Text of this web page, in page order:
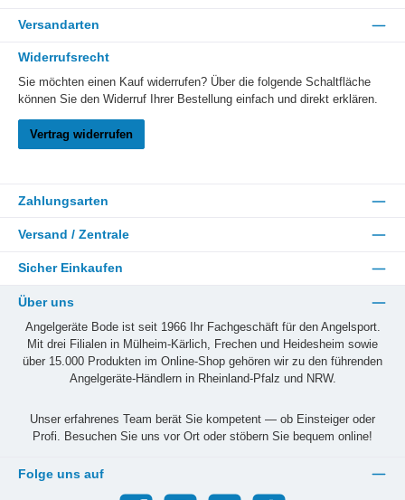
Versandarten
Widerrufsrecht
Sie möchten einen Kauf widerrufen? Über die folgende Schaltfläche
können Sie den Widerruf Ihrer Bestellung einfach und direkt erklären.
Vertrag widerrufen
Zahlungsarten
Versand / Zentrale
Sicher Einkaufen
Über uns
Angelgeräte Bode ist seit 1966 Ihr Fachgeschäft für den Angelsport.
Mit drei Filialen in Mülheim-Kärlich, Frechen und Heidesheim sowie
über 15.000 Produkten im Online-Shop gehören wir zu den führenden
Angelgeräte-Händlern in Rheinland-Pfalz und NRW.
Unser erfahrenes Team berät Sie kompetent — ob Einsteiger oder
Profi. Besuchen Sie uns vor Ort oder stöbern Sie bequem online!
Folge uns auf